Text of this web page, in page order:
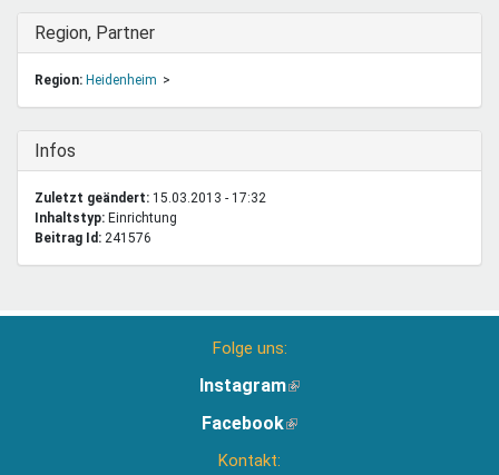
Ausblenden
Region, Partner
Region: Heidenheim
Ausblenden
Infos
Zuletzt geändert: 15.03.2013 - 17:32
Inhaltstyp:
einrichtung
Beitrag Id: 241576
Folge uns:
Instagram(Link
extern)
Facebook(Link
Kontakt: